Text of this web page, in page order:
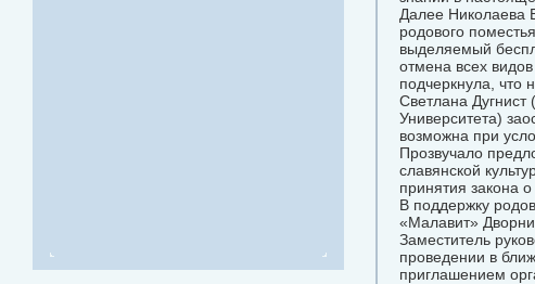
Далее Николаева
родового
выделяемый
отмена всех
подчеркнула, что
Светлана Дугнист
Университета)
возможна при
Прозвучало
славянской
принятия закона
В поддержку
«Малавит»
Заместитель
проведении в
приглашением